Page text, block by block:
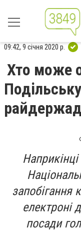
09:42, 9 січня 2020 р.
Хто може
Подільську
запобігання
електроні
посади